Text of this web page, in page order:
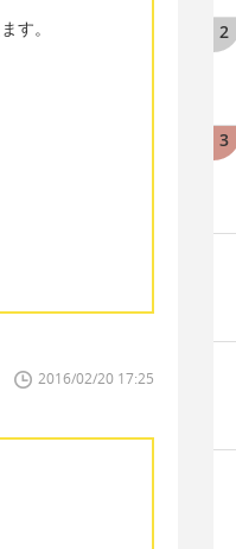
す。
2016/02/20 17:25
2
3